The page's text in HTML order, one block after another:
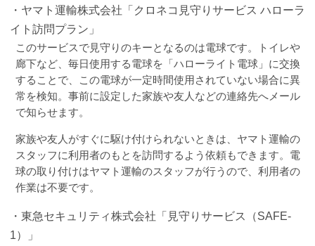
・ヤマト運輸株式会社「クロネコ見守りサービス ハローラ
イト訪問プラン」
このサービスで見守りのキーとなるのは電球です。トイレや
廊下など、毎日使用する電球を「ハローライト電球」に交換
することで、この電球が一定時間使用されていない場合に異
常を検知。事前に設定した家族や友人などの連絡先へメール
で知らせます。
家族や友人がすぐに駆け付けられないときは、ヤマト運輸の
スタッフに利用者のもとを訪問するよう依頼もできます。電
球の取り付けはヤマト運輸のスタッフが行うので、利用者の
作業は不要です。
・東急セキュリティ株式会社「見守りサービス（SAFE-
1）」